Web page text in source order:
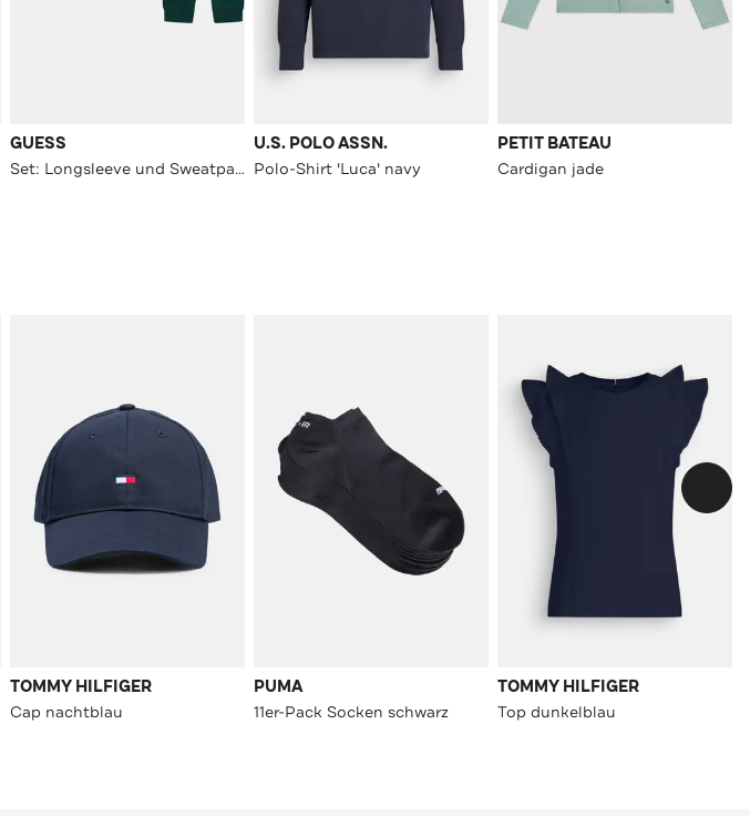
GUESS
Set: Longsleeve und Sweatpants
U.S. POLO ASSN.
Polo-Shirt 'Luca' navy
PETIT BATEAU
Cardigan jade
TOMMY HILFIGER
Cap nachtblau
PUMA
11er-Pack Socken schwarz
TOMMY HILFIGER
Top dunkelblau